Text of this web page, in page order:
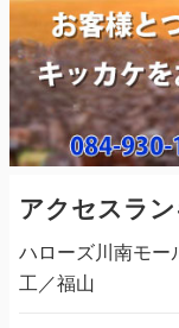
アクセスラ
ハローズ川南モー
工／福山